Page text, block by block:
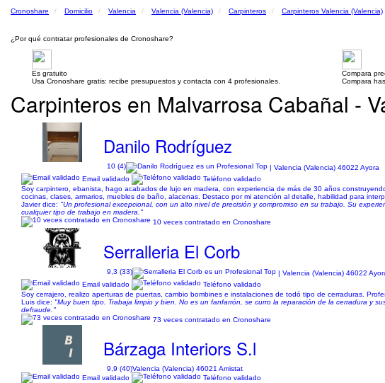
Cronoshare Domicilio Valencia Valencia (Valencia) Carpinteros Carpinteros Valencia (Valencia)
¿Por qué contratar profesionales de Cronoshare?
Es gratuito
Usa Cronoshare gratis: recibe presupuestos y contacta con 4 profesionales.
Compara
Compara
Carpinteros en Malvarrosa Cabañal -
Danilo Rodríguez
10 (4)
| Valencia (Valencia) 46022 Ayora
Email validado
Teléfono validado
Soy carpintero, ebanista, hago acabados de lujo en madera, con experiencia de más de 30 años
cocinas, clases, armarios, muebles de baño, alacenas. Destaco por mi atención al detalle, habilidad para
Javier dice: "Un profesional excepcional, con un alto nivel de precisión y compromiso en su trabajo. Su
cualquier tipo de trabajo en madera."
10 veces contratado en Cronoshare
Serralleria El Corb
9,3 (33)
| Valencia (Valencia) 46022
Email validado
Teléfono validado
Soy cerrajero, realizo aperturas de puertas, cambio bombines e instalaciones de todó tipo de cerraduras.
Luis dice: "Muy buen tipo. Trabaja limpio y bien. No es un fanfarrón, se curro la reparación de la cerradura y
defraude."
73 veces contratado en Cronoshare
Bárzaga Interiors S.l
9,9 (40)Valencia (Valencia) 46021 Amistat
Email validado
Teléfono validado